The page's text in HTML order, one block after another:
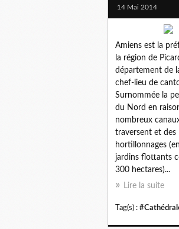
14 Mai 2014
Amiens est la
la région de
département de
chef-lieu de
Surnommée la
du Nord en
nombreux
traversent et des
hortillonnages
jardins flottants
300 hectares)...
Lire la suite
Tag(s) :